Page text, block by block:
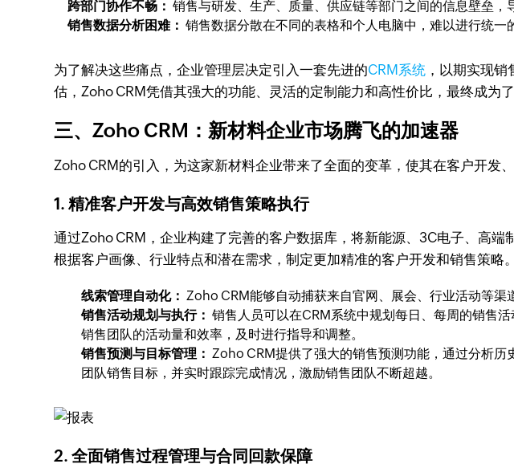
跨部门协作不畅： 销售与研发、生产、质量、供应链等部门之间的信息壁垒
销售数据分析困难： 销售数据分散在不同的表格和个人电脑中，难以进行统一
为了解决这些痛点，企业管理层决定引入一套先进的CRM系统 ，以期实现
估，Zoho CRM凭借其强大的功能、灵活的定制能力和高性价比，最终成为了
三、Zoho CRM：新材料企业市场腾飞的加速器
Zoho CRM的引入，为这家新材料企业带来了全面的变革，使其在客户开发
1. 精准客户开发与高效销售策略执行
通过Zoho CRM，企业构建了完善的客户数据库，将新能源、3C电子、高
根据客户画像、行业特点和潜在需求，制定更加精准的客户开发和销售策略。
线索管理自动化： Zoho CRM能够自动捕获来自官网、展会、行业活动等渠
销售活动规划与执行： 销售人员可以在CRM系统中规划每日、每周的销售
销售团队的活动量和效率，及时进行指导和调整。
销售预测与目标管理： Zoho CRM提供了强大的销售预测功能，通过分析
团队销售目标，并实时跟踪完成情况，激励销售团队不断超越。
2. 全面销售过程管理与合同回款保障